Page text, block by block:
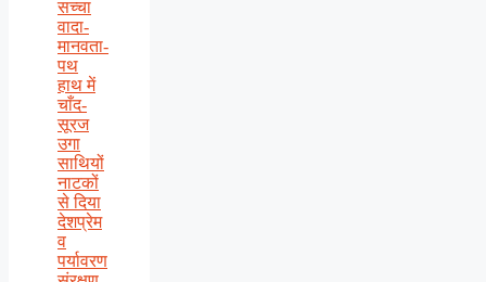
सच्चा
वादा-
मानवता-
पथ
हाथ में
चाँद-
सूरज
उगा
साथियों
नाटकों
से दिया
देशप्रेम
व
पर्यावरण